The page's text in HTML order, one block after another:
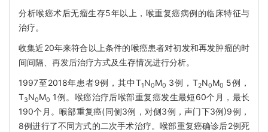
分析喉癌术后无瘤生存5年以上，喉重复癌病例的临床特征与
治疗。
收集近20年来符合以上条件的喉癌患者对初发和再发肿瘤的时
间间隔、再发后治疗方式及生存情况进行分析。
1997至2018年患者9例，其中T1N0M0 3例，T2N0M0 5例，
T3N0M0 1例。喉癌治疗后喉部重复癌发生最短60个月，最长
190个月。喉部重复癌(同侧3例，对侧3例，声门下3例)9例，
8例进行了不同方式的二次手术治疗。喉部重复癌确诊后2例死